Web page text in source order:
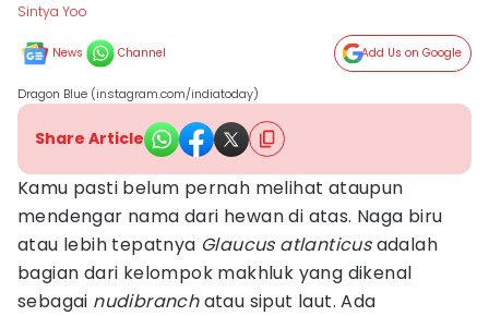
Sintya Yoo
News Channel Add Us on Google
Dragon Blue (instagram.com/indiatoday)
Share Article
Kamu pasti belum pernah melihat ataupun
mendengar nama dari hewan di atas. Naga biru
atau lebih tepatnya Glaucus atlanticusadalah
bagian dari kelompok makhluk yang dikenal
sebagai nudibranchatau siput laut. Ada